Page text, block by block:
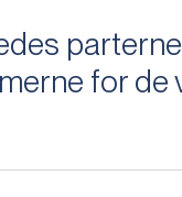
for de